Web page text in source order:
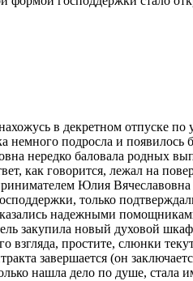
в декретном отпуске
немного подросла и
нередко баловала родных
как говорится, лежал на
Юлия
только
надежными
закупила новый духовой
простите, слюнки
завершается (он
нашла дело по душе, стала